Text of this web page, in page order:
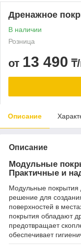
Дренажное
В наличии
Розница
от 13 490
Описание
Описание
Модульные
Практичные и
Модульные
решение для
поверхностей в
покрытия обладают
предотвращает
обеспечивает